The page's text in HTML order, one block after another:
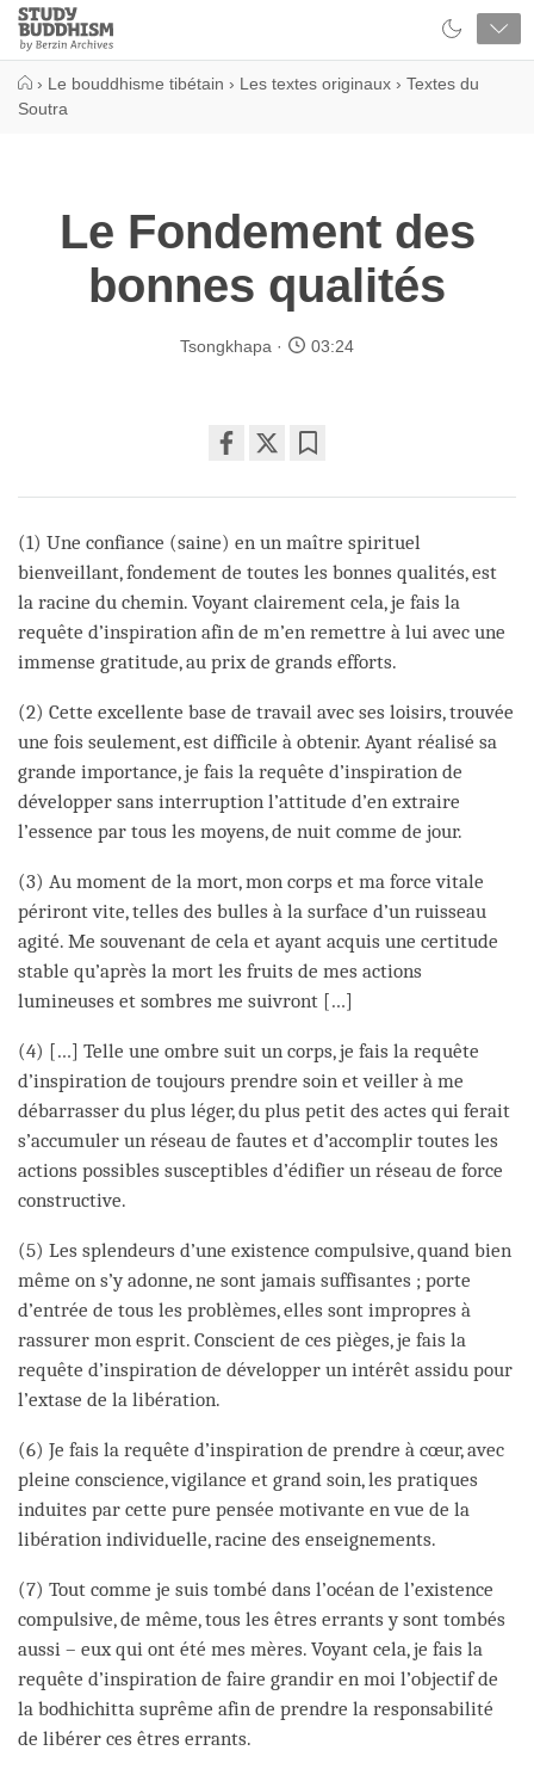
Close
Study
Buddhism
› Le bouddhisme tibétain › Les textes originaux › Textes du
Soutra
Le Fondement des
bonnes qualités
Tsongkhapa 03:24
on
facebook
(1) Une confiance (saine) en un maître spirituel
bienveillant, fondement de toutes les bonnes qualités, est
la racine du chemin. Voyant clairement cela, je fais la
requête d’inspiration afin de m’en remettre à lui avec une
immense gratitude, au prix de grands efforts.
(2) Cette excellente base de travail avec ses loisirs, trouvée
une fois seulement, est difficile à obtenir. Ayant réalisé sa
grande importance, je fais la requête d’inspiration de
développer sans interruption l’attitude d’en extraire
l’essence par tous les moyens, de nuit comme de jour.
(3) Au moment de la mort, mon corps et ma force vitale
périront vite, telles des bulles à la surface d’un ruisseau
agité. Me souvenant de cela et ayant acquis une certitude
stable qu’après la mort les fruits de mes actions
lumineuses et sombres me suivront […]
(4) […] Telle une ombre suit un corps, je fais la requête
d’inspiration de toujours prendre soin et veiller à me
débarrasser du plus léger, du plus petit des actes qui ferait
s’accumuler un réseau de fautes et d’accomplir toutes les
actions possibles susceptibles d’édifier un réseau de force
constructive.
(5) Les splendeurs d’une existence compulsive, quand bien
même on s’y adonne, ne sont jamais suffisantes ; porte
d’entrée de tous les problèmes, elles sont impropres à
rassurer mon esprit. Conscient de ces pièges, je fais la
requête d’inspiration de développer un intérêt assidu pour
l’extase de la libération.
(6) Je fais la requête d’inspiration de prendre à cœur, avec
pleine conscience, vigilance et grand soin, les pratiques
induites par cette pure pensée motivante en vue de la
libération individuelle, racine des enseignements.
(7) Tout comme je suis tombé dans l’océan de l’existence
compulsive, de même, tous les êtres errants y sont tombés
aussi – eux qui ont été mes mères. Voyant cela, je fais la
requête d’inspiration de faire grandir en moi l’objectif de
la bodhichitta suprême afin de prendre la responsabilité
de libérer ces êtres errants.